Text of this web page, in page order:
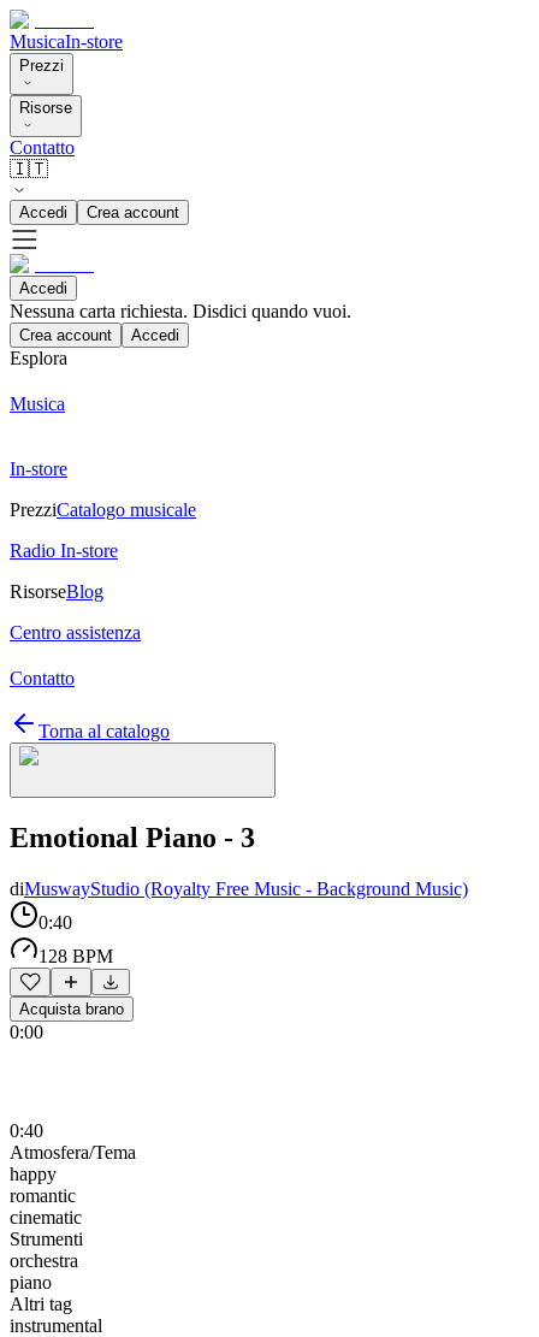
MusicaIn-store
Prezzi
Risorse
Contatto
🇮🇹
Accedi Crea account
Accedi
Nessuna carta richiesta. Disdici quando vuoi.
Crea account Accedi
Esplora
Musica
In-store
PrezziCatalogo musicale
Radio In-store
RisorseBlog
Centro assistenza
Contatto
Torna al catalogo
Emotional Piano - 3
diMuswayStudio (Royalty Free Music - Background Music)
0:40
128 BPM
Acquista brano
0:00
0:40
Atmosfera/Tema
happy
romantic
cinematic
Strumenti
orchestra
piano
Altri tag
instrumental